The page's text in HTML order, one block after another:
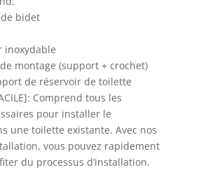
bidet
inoxydable
montage (support + crochet)
de réservoir de toilette
Comprend tous les
pour installer le
une toilette existante. Avec nos
vous pouvez rapidement
du processus d’installation.